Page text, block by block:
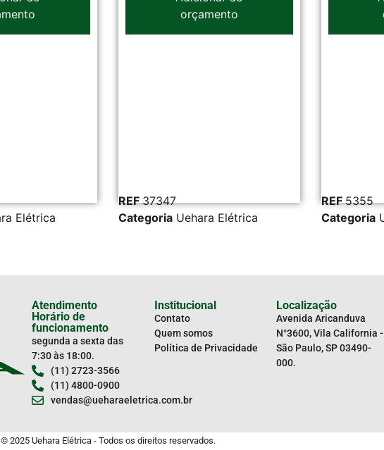
REF37347
Categoria
Uehara Elétrica
REF5355
Categoria
Uehara Elétrica
Atendimento
Horário de
funcionamento
segunda a sexta das
7:30 às 18:00.
(11) 2723-3566
(11) 4800-0900
vendas@ueharaeletrica.com.br
Institucional
Contato
Quem somos
Política de Privacidade
Localização
Avenida Aricanduva
N°3600, Vila California -
São Paulo, SP 03490-
000.
© 2025 Uehara Elétrica - Todos os direitos reservados.